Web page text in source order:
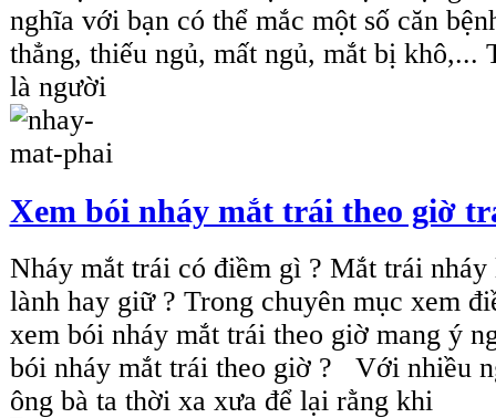
nghĩa với bạn có thể mắc một số căn
thẳng, thiếu ngủ, mất ngủ, mắt bị khô,...
là người
Xem bói nháy mắt trái theo giờ
Nháy mắt trái có điềm gì ? Mắt trái
lành hay giữ ? Trong chuyên mục xem
xem bói nháy mắt trái theo giờ mang ý
bói nháy mắt trái theo giờ ? Với nhiều
ông bà ta thời xa xưa để lại rằng khi